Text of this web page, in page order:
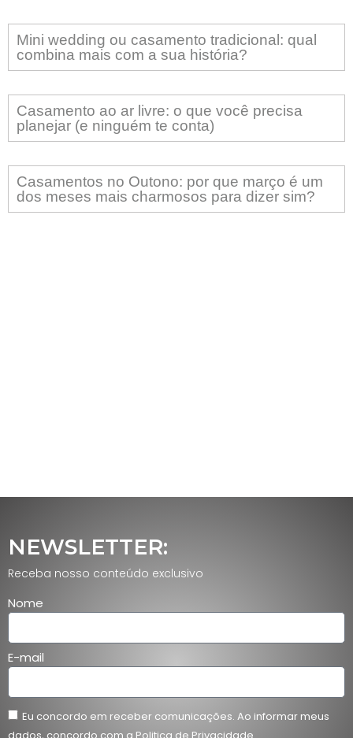
Mini wedding ou casamento tradicional: qual
combina mais com a sua história?
Casamento ao ar livre: o que você precisa
planejar (e ninguém te conta)
Casamentos no Outono: por que março é um
dos meses mais charmosos para dizer sim?
NEWSLETTER:
Receba nosso conteúdo exclusivo
Nome
E-mail
Eu concordo em receber comunicações. Ao informar meus
dados, concordo com a Politica de Privacidade.